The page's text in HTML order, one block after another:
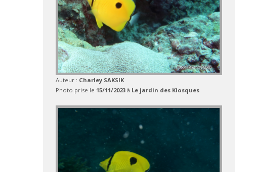
Auteur : Charley SAKSIK
Photo prise le 15/11/2023à Le jardin des Kiosques